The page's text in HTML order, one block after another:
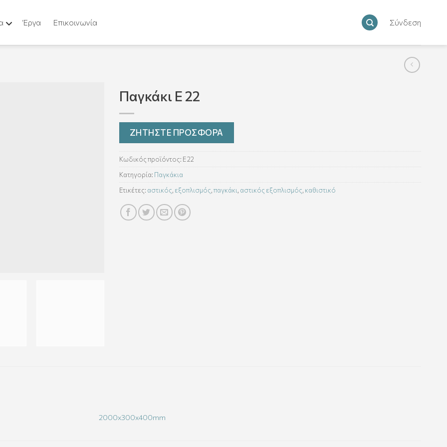
Έργα Επικοινωνία Σύνδεση
Παγκάκι E 22
ΖΗΤΗΣΤΕ ΠΡΟΣΦΟΡΑ
Κωδικός προϊόντος: E 22
Κατηγορία: Παγκάκια
Ετικέτες: αστικός, εξοπλισμός,παγκάκι, αστικός εξοπλισμός, καθιστικό
2000x300x400mm